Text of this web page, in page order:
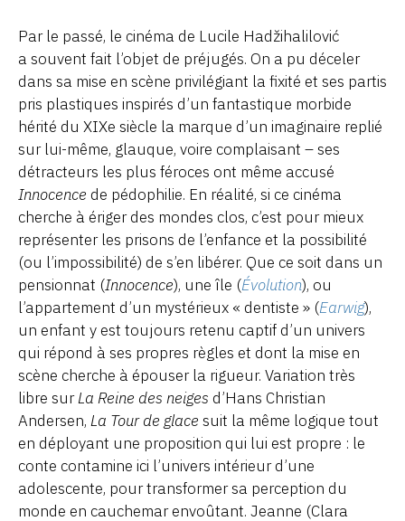
Par le passé, le cinéma de Lucile Hadžihalilović
a souvent fait l’objet de préjugés. On a pu déceler
dans sa mise en scène privilégiant la fixité et ses partis
pris plastiques inspirés d’un fantastique morbide
hérité du XIXe siècle la marque d’un imaginaire replié
sur lui-même, glauque, voire complaisant – ses
détracteurs les plus féroces ont même accusé
Innocence de pédophilie. En réalité, si ce cinéma
cherche à ériger des mondes clos, c’est pour mieux
représenter les prisons de l’enfance et la possibilité
(ou l’impossibilité) de s’en libérer. Que ce soit dans un
pensionnat (Innocence), une île (Évolution), ou
l’appartement d’un mystérieux « dentiste » (Earwig),
un enfant y est toujours retenu captif d’un univers
qui répond à ses propres règles et dont la mise en
scène cherche à épouser la rigueur. Variation très
libre surLa Reine des neiges d’Hans Christian
Andersen, La Tour de glace suit la même logique tout
en déployant une proposition qui lui est propre : le
conte contamine ici l’univers intérieur d’une
adolescente, pour transformer sa perception du
monde en cauchemar envoûtant. Jeanne (Clara